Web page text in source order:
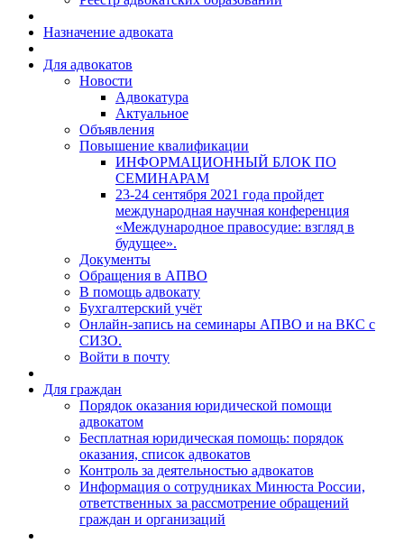
Назначение адвоката
Для адвокатов
Новости
Адвокатура
Актуальное
Объявления
Повышение квалификации
ИНФОРМАЦИОННЫЙ БЛОК ПО
СЕМИНАРАМ
23-24 сентября 2021 года пройдет
международная научная конференция
«Международное правосудие: взгляд в
будущее».
Документы
Обращения в АПВО
В помощь адвокату
Бухгалтерский учёт
Онлайн-запись на семинары АПВО и на ВКС с
СИЗО.
Войти в почту
Для граждан
Порядок оказания юридической помощи
адвокатом
Бесплатная юридическая помощь: порядок
оказания, список адвокатов
Контроль за деятельностью адвокатов
Информация о сотрудниках Минюста России,
ответственных за рассмотрение обращений
граждан и организаций